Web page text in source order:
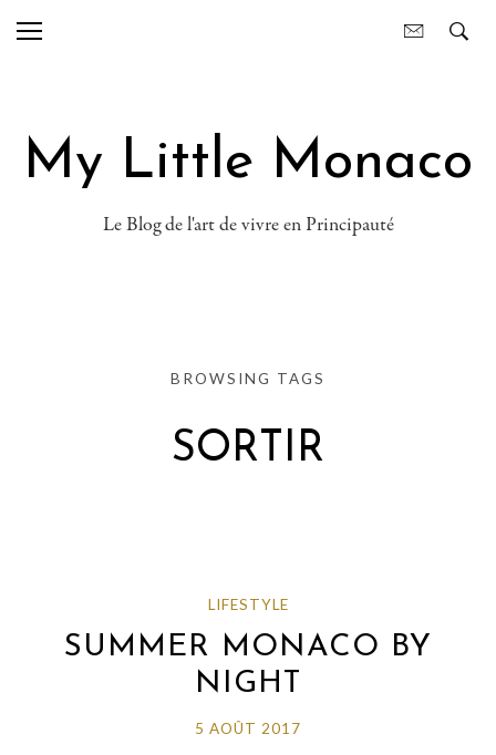
My Little Monaco
Le Blog de l'art de vivre en Principauté
BROWSING TAGS
SORTIR
LIFESTYLE
SUMMER MONACO BY
NIGHT
5 AOÛT 2017